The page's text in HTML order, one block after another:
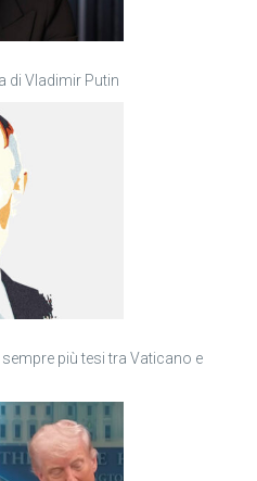
di Vladimir Putin
sempre più tesi tra Vaticano e